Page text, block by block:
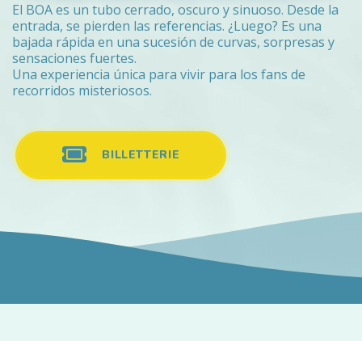
El BOA es un tubo cerrado, oscuro y sinuoso. Desde la
entrada, se pierden las referencias. ¿Luego? Es una
bajada rápida en una sucesión de curvas, sorpresas y
sensaciones fuertes.
Una experiencia única para vivir para los fans de
recorridos misteriosos.
BILLETTERIE